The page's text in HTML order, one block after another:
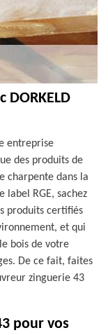
entreprise
des produits de
charpente dans la
RGE, sachez
produits certifiés
et qui
bois de votre
De ce fait, faites
zinguerie 43
pour vos